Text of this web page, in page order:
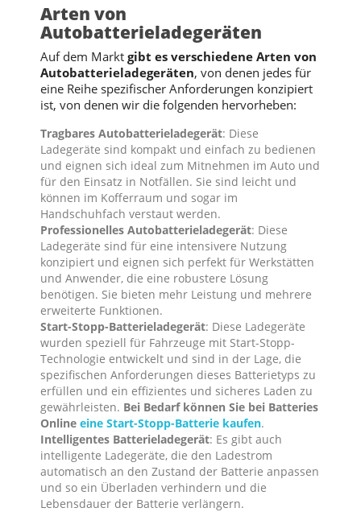
Arten von
Autobatterieladegeräten
Auf dem Markt gibt es verschiedene Arten von
Autobatterieladegeräten, von denen jedes für
eine Reihe spezifischer Anforderungen konzipiert
ist, von denen wir die folgenden hervorheben:
Tragbares Autobatterieladegerät: Diese
Ladegeräte sind kompakt und einfach zu bedienen
und eignen sich ideal zum Mitnehmen im Auto und
für den Einsatz in Notfällen. Sie sind leicht und
können im Kofferraum und sogar im
Handschuhfach verstaut werden.
Professionelles Autobatterieladegerät: Diese
Ladegeräte sind für eine intensivere Nutzung
konzipiert und eignen sich perfekt für Werkstätten
und Anwender, die eine robustere Lösung
benötigen. Sie bieten mehr Leistung und mehrere
erweiterte Funktionen.
Start-Stopp-Batterieladegerät: Diese Ladegeräte
wurden speziell für Fahrzeuge mit Start-Stopp-
Technologie entwickelt und sind in der Lage, die
spezifischen Anforderungen dieses Batterietyps zu
erfüllen und ein effizientes und sicheres Laden zu
gewährleisten. Bei Bedarf können Sie bei Batteries
Online eine Start-Stopp-Batterie kaufen.
Intelligentes Batterieladegerät: Es gibt auch
intelligente Ladegeräte, die den Ladestrom
automatisch an den Zustand der Batterie anpassen
und so ein Überladen verhindern und die
Lebensdauer der Batterie verlängern.